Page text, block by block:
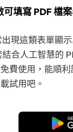
可填寫 PDF 檔
現這類表單顯
結合人工智慧的
費使用，能順
試用吧。